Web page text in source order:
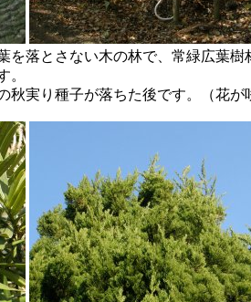
を落とさない木の林で、常緑広葉樹
。
秋実り種子が落ちた後です。（花